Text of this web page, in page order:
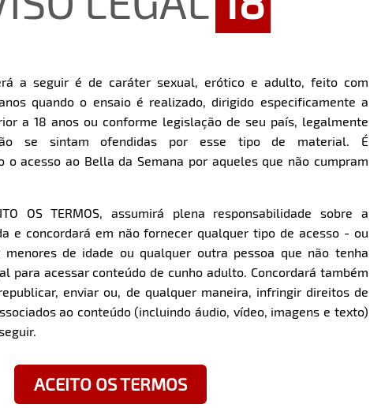
a seguir é de caráter sexual, erótico e adulto, feito com
quando o ensaio é realizado, dirigido especificamente a
a 18 anos ou conforme legislação de seu país, legalmente
se sintam ofendidas por esse tipo de material. É
o acesso ao Bella da Semana por aqueles que não cumpram
OS TERMOS, assumirá plena responsabilidade sobre a
e concordará em não fornecer qualquer tipo de acesso - ou
de idade ou qualquer outra pessoa que não tenha
para acessar conteúdo de cunho adulto. Concordará também
enviar ou, de qualquer maneira, infringir direitos de
ao conteúdo (incluindo áudio, vídeo, imagens e texto)
ACEITO OS TERMOS